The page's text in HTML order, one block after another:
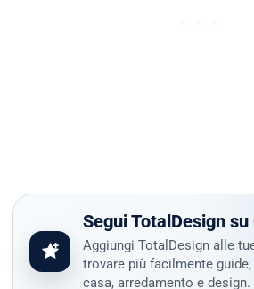
Segui TotalDesign su
Aggiungi TotalDesign alle
trovare più facilmente
casa, arredamento e design.